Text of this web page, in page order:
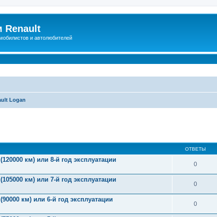
Renault
и автолюбителей
Logan
ОТВЕТЫ
км) или 8-й год эксплуатации
0
км) или 7-й год эксплуатации
0
км) или 6-й год эксплуатации
0